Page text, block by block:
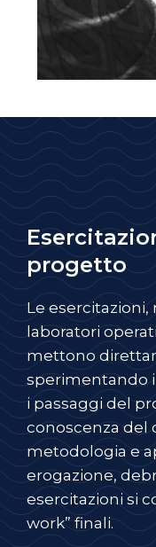
progetto
Le
laboratori
mettono
sperimentando
i passaggi del
conoscenza del
metodologia e
erogazione,
esercitazioni si
work” finali.